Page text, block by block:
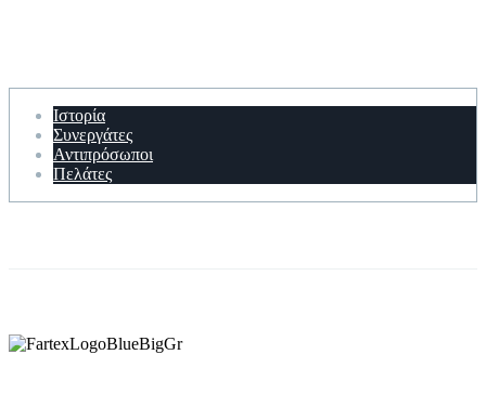
Ιστορία
Συνεργάτες
Αντιπρόσωποι
Πελάτες